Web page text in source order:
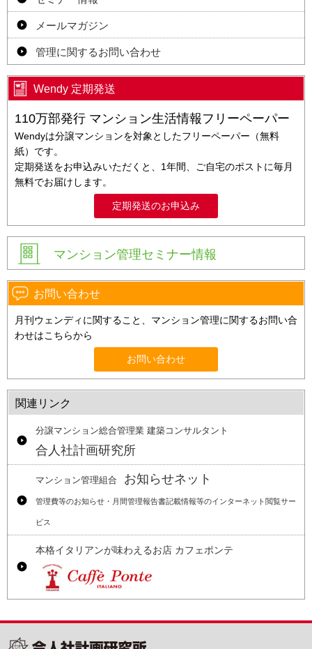
メールマガジン
管理に関するお問い合わせ
Wendy 定期発送
110万部発行 マンション生活情報フリーペーパー
Wendyは分譲マンションを対象としたフリーペーパー（無料
紙）です。
定期発送をお申込みいただくと、1年間、ご自宅のポストに毎月
無料でお届けします。
定期発送のお申込み
マンション管理セミナー情報
お問い合わせ
月刊ウェンディに関すること、マンション管理に関するお問い合
わせはこちらから
お問い合わせ
関連リンク
分譲マンション総合管理業 建築コンサルタント
合人社計画研究所
マンション管理組合 お知らせネット
管理費等のお知らせ・月間管理報告書記載情報等のインターネット閲覧サー
ビス
本格イタリアンが味わえるお店 カフェポンテ